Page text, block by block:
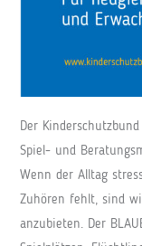
Der
Spiel- und
Wenn der Alltag
Zuhören fehlt, sind
anzubieten. Der